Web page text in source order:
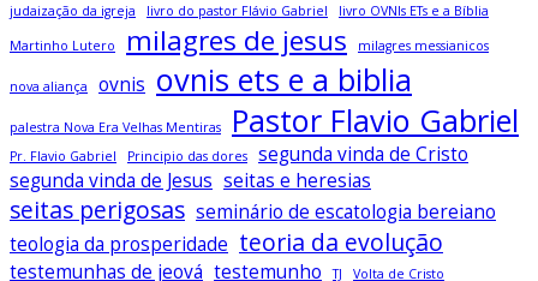
judaização da igreja livro do pastor Flávio Gabriel livro OVNIs ETs e a Bíblia
Martinho Lutero milagres de jesus milagres messianicos
nova aliança ovnis ovnis ets e a biblia
palestra Nova Era Velhas Mentiras Pastor Flavio Gabriel
Pr. Flavio Gabriel Principio das dores
segunda vinda de Cristo
segunda vinda de Jesus seitas e heresias
seitas perigosas seminário de escatologia bereiano
teologia da prosperidade teoria da evolução
testemunhas de jeová testemunho TJ Volta de Cristo